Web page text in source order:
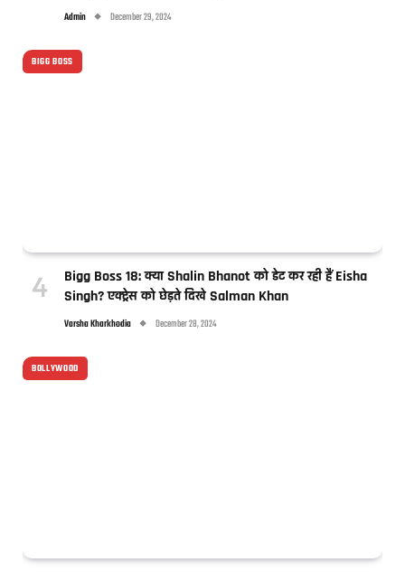
Admin December 29, 2024
BIGG BOSS
Bigg Boss 18: क्या Shalin Bhanot को डेट कर रही हैं Eisha
Singh? एक्ट्रेस को छेड़ते दिखे Salman Khan
Varsha Kharkhodia December 28, 2024
BOLLYWOOD